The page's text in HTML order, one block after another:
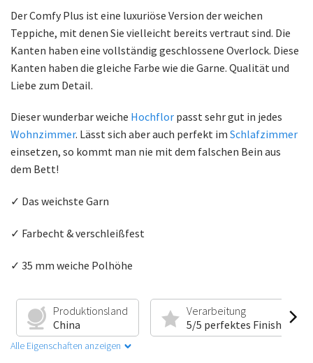
Der Comfy Plus ist eine luxuriöse Version der weichen
Teppiche, mit denen Sie vielleicht bereits vertraut sind. Die
Kanten haben eine vollständig geschlossene Overlock. Diese
Kanten haben die gleiche Farbe wie die Garne. Qualität und
Liebe zum Detail.
Dieser wunderbar weiche Hochflor passt sehr gut in jedes
Wohnzimmer. Lässt sich aber auch perfekt im Schlafzimmer
einsetzen, so kommt man nie mit dem falschen Bein aus
dem Bett!
✓ Das weichste Garn
✓ Farbecht & verschleißfest
✓ 35 mm weiche Polhöhe
Produktionsland
China
Verarbeitung
5/5 perfektes Finish
Alle Eigenschaften anzeigen